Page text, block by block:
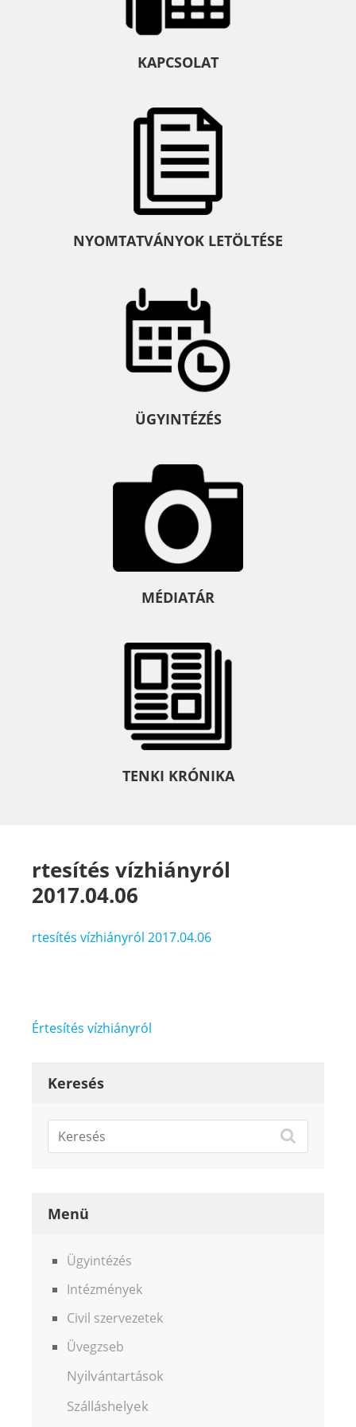
KAPCSOLAT
NYOMTATVÁNYOK LETÖLTÉSE
ÜGYINTÉZÉS
MÉDIATÁR
TENKI KRÓNIKA
rtesítés vízhiányról
2017.04.06
rtesítés vízhiányról 2017.04.06
Bejegyzés
Értesítés vízhiányról
Keresés
Menü
Ügyintézés
Intézmények
Civil szervezetek
Üvegzseb
Nyilvántartások
Szálláshelyek